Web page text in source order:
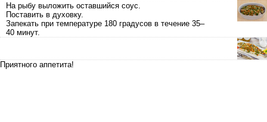
На рыбу выложить оставшийся соус.
Поставить в духовку.
Запекать при температуре 180 градусов в течение 35–
40 минут.
Приятного аппетита!